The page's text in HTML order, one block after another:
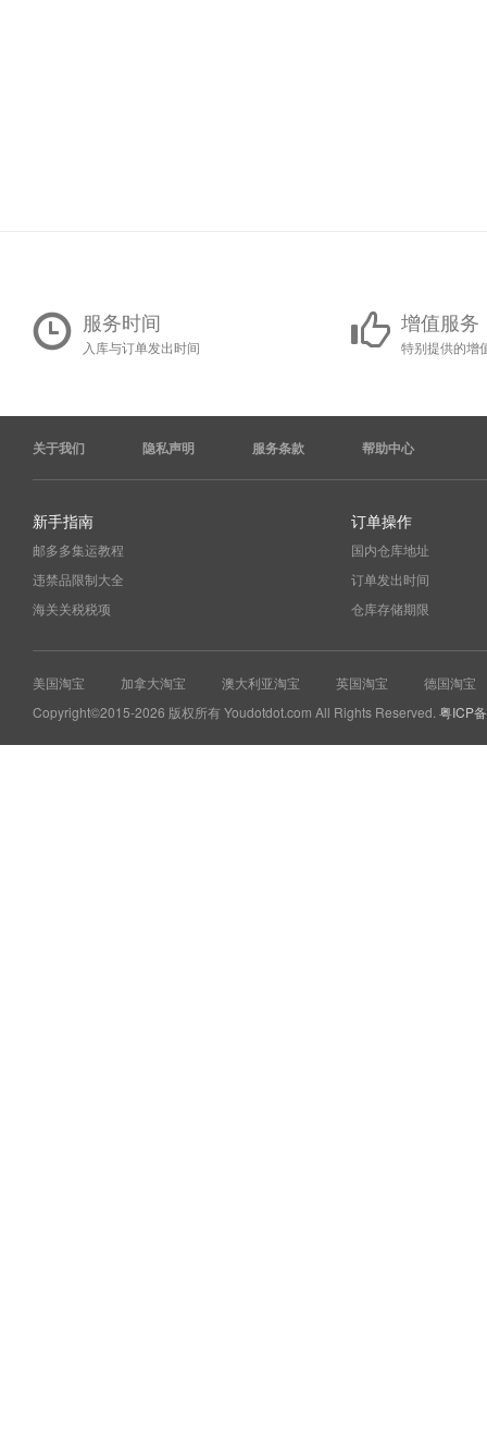
服务时间
入库与订单发出时间
增值服务
特别提供的增
关于我们 隐私声明 服务条款 帮助中心
新手指南
邮多多集运教程
违禁品限制大全
海关关税税项
订单操作
国内仓库地址
订单发出时间
仓库存储期限
美国淘宝 加拿大淘宝 澳大利亚淘宝 英国淘宝
德国淘宝
Copyright©2015-2026 版权所有 Youdotdot.com All Rights Reserved. 粤ICP